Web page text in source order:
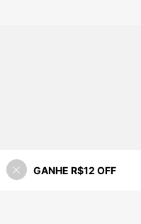
20% OFF!
GANHE R$12 OFF